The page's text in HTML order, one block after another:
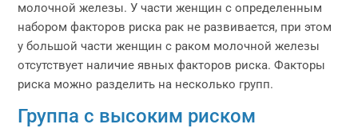
молочной железы. У части женщин с определенным
набором факторов риска рак не развивается, при этом
у большой части женщин с раком молочной железы
отсутствует наличие явных факторов риска. Факторы
риска можно разделить на несколько групп.
Группа с высоким риском